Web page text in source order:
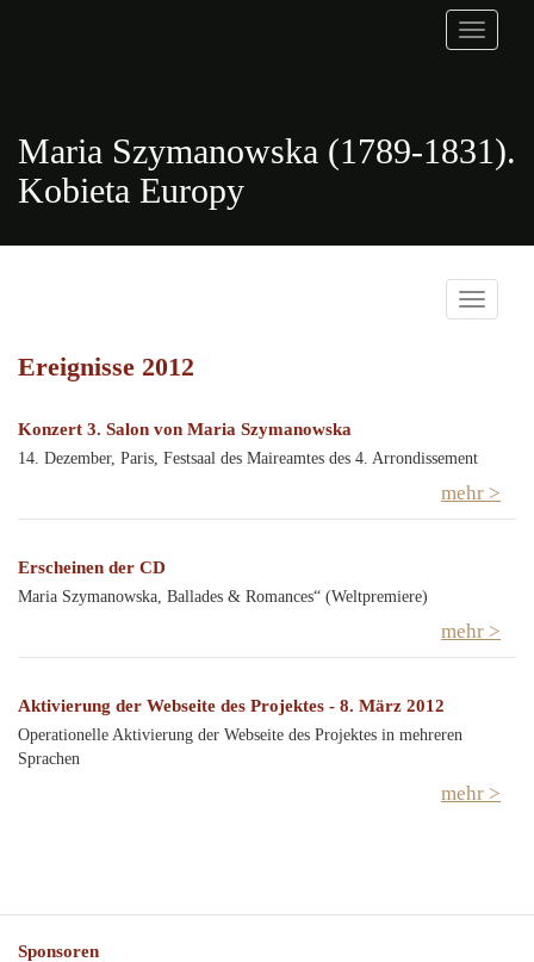
Toggle
Maria Szymanowska (1789-1831).
Kobieta Europy
Toggle
Ereignisse 2012
Konzert 3. Salon von Maria Szymanowska
14. Dezember, Paris, Festsaal des Maireamtes des 4. Arrondissement
mehr >
Erscheinen der CD
Maria Szymanowska, Ballades & Romances“ (Weltpremiere)
mehr >
Aktivierung der Webseite des Projektes - 8. März 2012
Operationelle Aktivierung der Webseite des Projektes in mehreren
Sprachen
mehr >
Sponsoren